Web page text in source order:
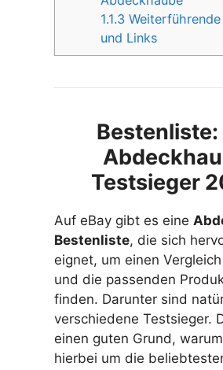
1.1.3 Weiterführende
und Links
Bestenliste:
Testsieger
Auf eBay gibt es eine
Bestenliste, die sich
eignet, um einen
und die passenden
finden. Darunter sind
verschiedene Testsieger.
einen guten Grund,
hierbei um die